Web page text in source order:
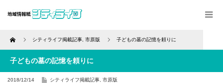
Home シティライフ掲載記事 市原版 子どもの墓の記憶を頼りに
子どもの墓の記憶を頼りに
2018/12/14 シティライフ掲載記事 市原版